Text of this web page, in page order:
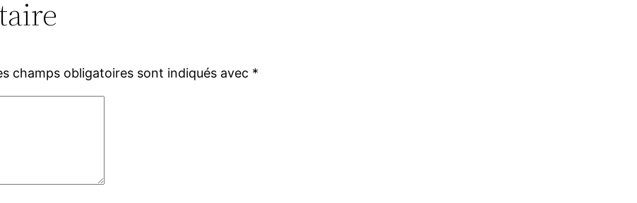
champs obligatoires sont indiqués avec *